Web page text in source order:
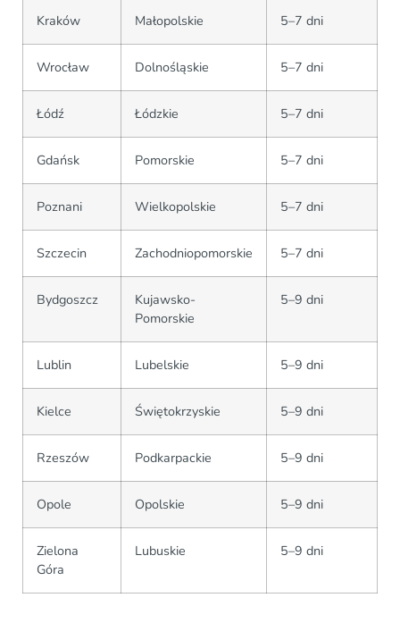
Kraków Małopolskie 5–7 dni
Wrocław Dolnośląskie 5–7 dni
Łódź Łódzkie 5–7 dni
Gdańsk Pomorskie 5–7 dni
Poznani Wielkopolskie 5–7 dni
Szczecin Zachodniopomorskie 5–7 dni
Bydgoszcz
Kujawsko-
Pomorskie
5–9 dni
Lublin Lubelskie 5–9 dni
Kielce Świętokrzyskie 5–9 dni
Rzeszów Podkarpackie 5–9 dni
Opole Opolskie 5–9 dni
Zielona
Góra
Lubuskie 5–9 dni